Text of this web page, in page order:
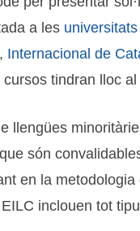
a les universitats
, Internacional de
tindran lloc
llengües
són
en la
inclouen tot